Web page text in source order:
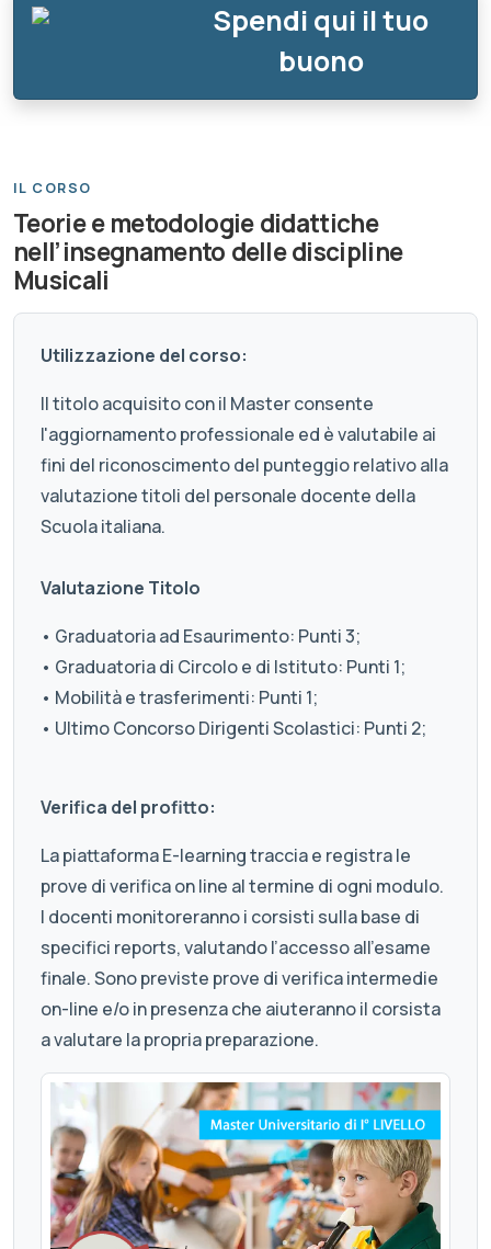
Spendi qui il tuo
buono
IL CORSO
Teorie e metodologie didattiche
nell’insegnamento delle discipline
Musicali
Utilizzazione del corso:
Il titolo acquisito con il Master consente
l'aggiornamento professionale ed è valutabile ai
fini del riconoscimento del punteggio relativo alla
valutazione titoli del personale docente della
Scuola italiana.
Valutazione Titolo
• Graduatoria ad Esaurimento: Punti 3;
• Graduatoria di Circolo e di Istituto: Punti 1;
• Mobilità e trasferimenti: Punti 1;
• Ultimo Concorso Dirigenti Scolastici: Punti 2;
Verifica del profitto:
La piattaforma E-learning traccia e registra le
prove di verifica on line al termine di ogni modulo.
I docenti monitoreranno i corsisti sulla base di
specifici reports, valutando l’accesso all’esame
finale. Sono previste prove di verifica intermedie
on-line e/o in presenza che aiuteranno il corsista
a valutare la propria preparazione.